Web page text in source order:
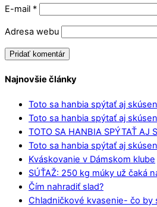
E-mail *
Adresa webu
Najnovšie články
Toto sa hanbia spýtať aj
Toto sa hanbia spýtať aj
TOTO SA HANBIA SPÝTAŤ AJ
Toto sa hanbia spýtať aj
Kváskovanie v Dámskom klube
SÚŤAŽ: 250 kg múky už čaká
Čím nahradiť slad?
Chladničkové kvasenie- čo by